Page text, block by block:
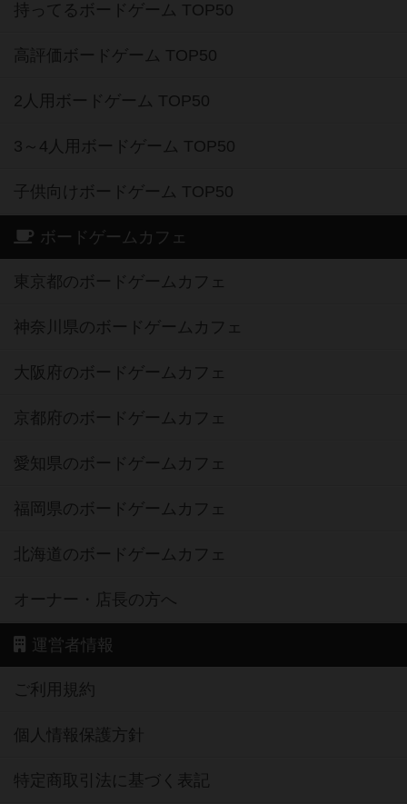
持ってるボードゲーム TOP50
高評価ボードゲーム TOP50
2人用ボードゲーム TOP50
3～4人用ボードゲーム TOP50
子供向けボードゲーム TOP50
ボードゲームカフェ
東京都のボードゲームカフェ
神奈川県のボードゲームカフェ
大阪府のボードゲームカフェ
京都府のボードゲームカフェ
愛知県のボードゲームカフェ
福岡県のボードゲームカフェ
北海道のボードゲームカフェ
オーナー・店長の方へ
運営者情報
ご利用規約
個人情報保護方針
特定商取引法に基づく表記